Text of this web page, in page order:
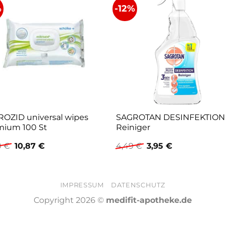
universal wipes
100 St
€ Ursprünglicher
Preis
10,87 €Aktueller
-12%
SAGROTAN DESINFEKTION
Reiniger
4,49€ Ursprünglicher
Preis
3,95€Aktueller
IMPRESSUM DATENSCHUTZ
Copyright 2026 © medifit-apotheke.de